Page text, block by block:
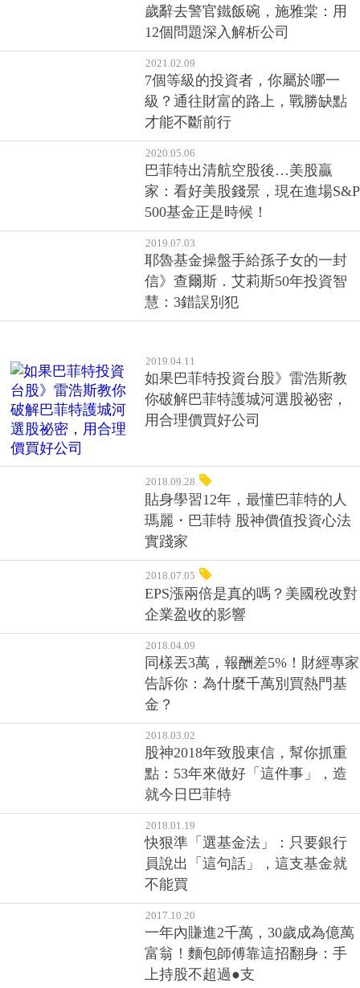
歲辭去警官鐵飯碗，施雅棠：用
12個問題深入解析公司
2021.02.09
7個等級的投資者，你屬於哪一
級？通往財富的路上，戰勝缺點
才能不斷前行
2020.05.06
巴菲特出清航空股後…美股贏
家：看好美股錢景，現在進場S&P
500基金正是時候！
2019.07.03
耶魯基金操盤手給孫子女的一封
信》查爾斯．艾莉斯50年投資智
慧：3錯誤別犯
2019.04.11
如果巴菲特投資台股》雷浩斯教
你破解巴菲特護城河選股祕密，
用合理價買好公司
貼身學習12年，最懂巴菲特的人
瑪麗・巴菲特 股神價值投資心法
實踐家
2018.07.05
EPS漲兩倍是真的嗎？美國稅改對
企業盈收的影響
2018.04.09
同樣丟3萬，報酬差5%！財經專家
告訴你：為什麼千萬別買熱門基
金？
2018.03.02
股神2018年致股東信，幫你抓重
點：53年來做好「這件事」，造
就今日巴菲特
2018.01.19
快狠準「選基金法」：只要銀行
員說出「這句話」，這支基金就
不能買
2017.10.20
一年內賺進2千萬，30歲成為億萬
富翁！麵包師傅靠這招翻身：手
上持股不超過●支
2017.09.29